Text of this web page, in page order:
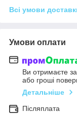
Всі умови
Умови оплати
Ви отримаєте
або гроші
Детальніше
Післяплата